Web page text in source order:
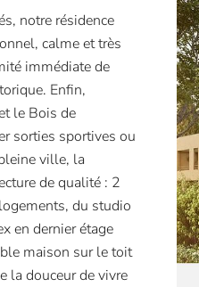
notre résidence
calme et très
immédiate de
Enfin,
le Bois de
sorties sportives ou
ville, la
de qualité : 2
du studio
en dernier étage
maison sur le toit
la douceur de vivre